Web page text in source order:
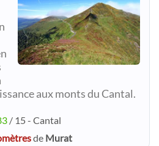
aux monts du Cantal.
/ 15 - Cantal
de Murat